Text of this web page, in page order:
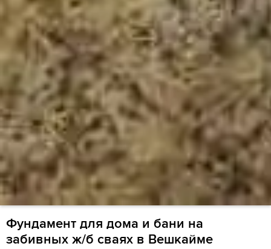
Фундамент для дома и бани на
забивных ж/б сваях в Вешкайме